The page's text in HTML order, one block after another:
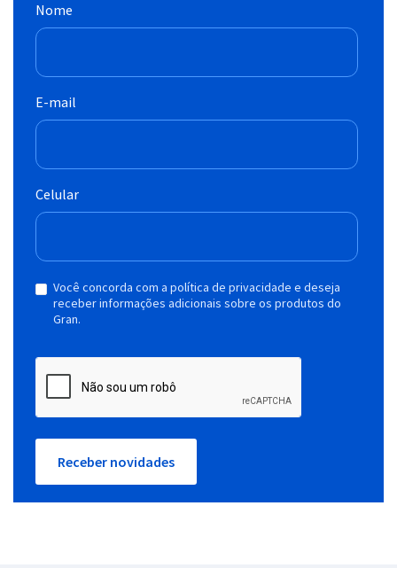
Nome
E-mail
Celular
Você concorda com a política de privacidade e deseja
receber informações adicionais sobre os produtos do
Gran.
Receber novidades